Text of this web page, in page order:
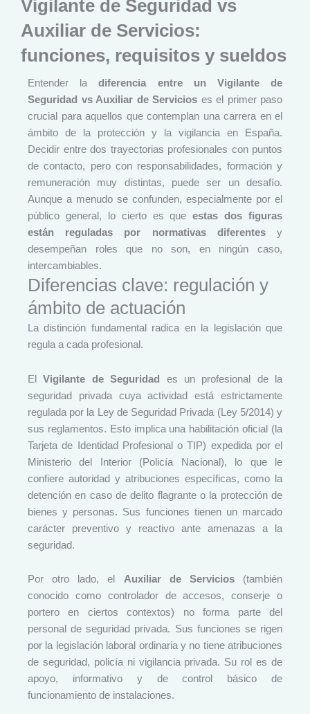
Vigilante de Seguridad vs
Auxiliar de Servicios:
funciones, requisitos y sueldos
Entender ladiferencia entre un Vigilante de
Seguridad vs Auxiliar de Servicios es el primer paso
crucial para aquellos que contemplan una carrera en el
ámbito de la protección y la vigilancia en España.
Decidir entre dos trayectorias profesionales con puntos
de contacto, pero con responsabilidades, formación y
remuneración muy distintas, puede ser un desafío.
Aunque a menudo se confunden, especialmente por el
público general, lo cierto es queestas dos figuras
están reguladas por normativas diferentes y
desempeñan roles que no son, en ningún caso,
intercambiables.
Diferencias clave: regulación y
ámbito de actuación
La distinción fundamental radica en la legislación que
regula a cada profesional.
ElVigilante de Seguridad
es un profesional de la
seguridad privada cuya actividad está estrictamente
regulada por la Ley de Seguridad Privada (Ley 5/2014) y
sus reglamentos. Esto implica una habilitación oficial (la
Tarjeta de Identidad Profesional o TIP) expedida por el
Ministerio del Interior (Policía Nacional), lo que le
confiere autoridad y atribuciones específicas, como la
detención en caso de delito flagrante o la protección de
bienes y personas. Sus funciones tienen un marcado
carácter preventivo y reactivo ante amenazas a la
seguridad.
Por otro lado, el Auxiliar de Servicios(también
conocido como controlador de accesos, conserje o
portero en ciertos contextos) no forma parte del
personal de seguridad privada. Sus funciones se rigen
por la legislación laboral ordinaria y no tiene atribuciones
de seguridad, policía ni vigilancia privada. Su rol es de
apoyo, informativo y de control básico de
funcionamiento de instalaciones.